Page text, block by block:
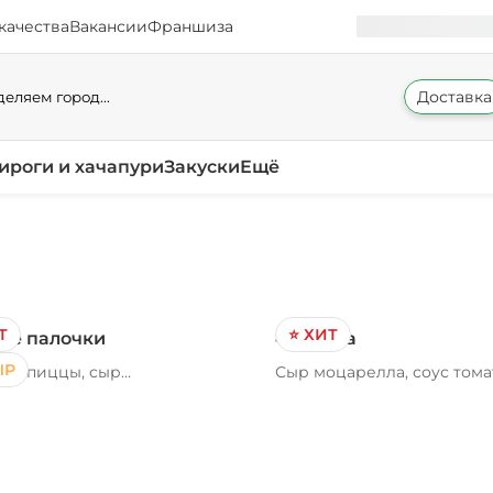
ВакансииФраншиза
город... Доставка
и хачапуриЗакускиЕщё
палочки
пиццы, сыр
соус чесночный
⭐ ХИТ
4 сезона
Сыр моцарелла, соус